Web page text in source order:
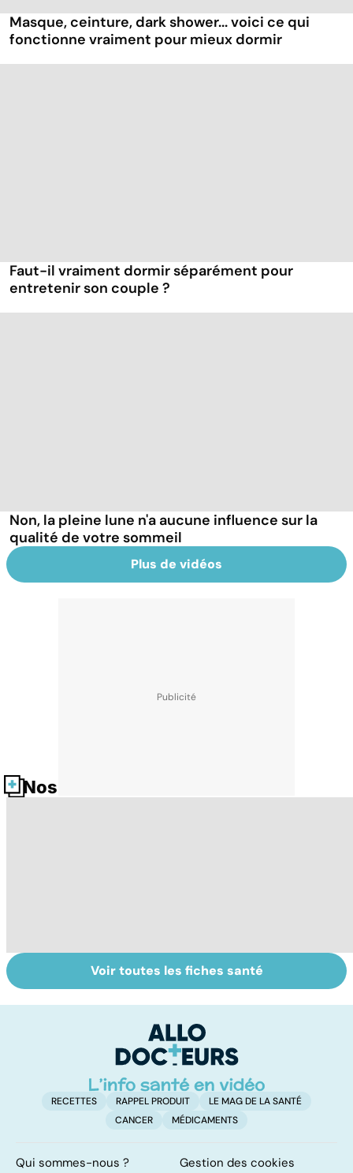
Masque, ceinture, dark shower... voici ce qui
fonctionne vraiment pour mieux dormir
Faut-il vraiment dormir séparément pour
entretenir son couple ?
Non, la pleine lune n'a aucune influence sur la
qualité de votre sommeil
Plus de vidéos
Nos fiches santé
Narcolepsie : des
crises de
Bien dormir,
mais... sans
Voir toutes les fiches santé
RECETTES RAPPEL PRODUIT
LE MAG DE LA SANTÉ
CANCER
MÉDICAMENTS
Qui sommes-nous ? Gestion des cookies